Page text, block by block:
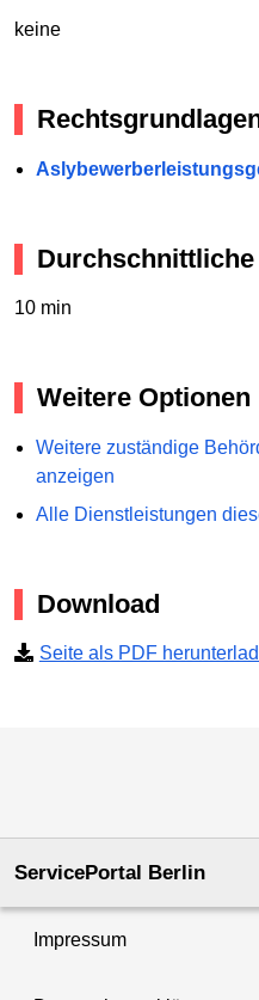
keine
10 min
Weitere Optionen
Weitere zuständige
anzeigen
Alle Dienstleistungen
Download
Seite als PDF
ServicePortal Berlin
Impressum